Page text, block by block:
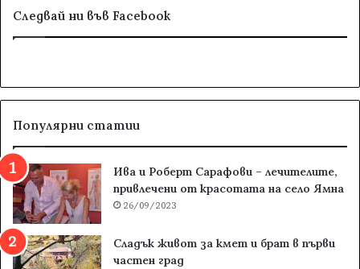
Следвай ни във Facebook
Популярни статии
Ива и Роберт Сарафови – лечителите,
привлечени от красотата на село Ямна
26/09/2023
Сладък живот за кмет и брат в първи
частен град